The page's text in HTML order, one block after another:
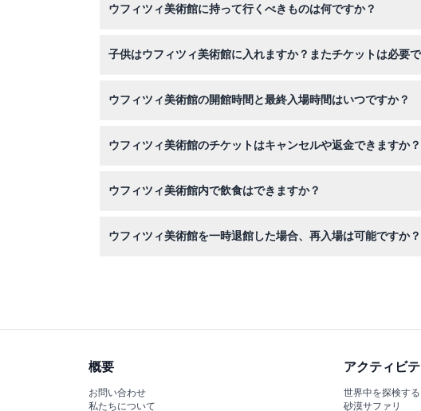
ウフィツィ美術館に持って行くべきものは何ですか？
子供はウフィツィ美術館に入れますか？またチケットは必要
ウフィツィ美術館の開館時間と最終入場時間はいつですか？
い）。
ウフィツィ美術館のチケットはキャンセルや返金できますか？
ウフィツィ美術館内で飲食はできますか？
ウフィツィ美術館を一時退館した場合、再入場は可能ですか？
概要
お問い合わせ
私たちについて
アクティビ
世界中を探検する
砂漠サファリ